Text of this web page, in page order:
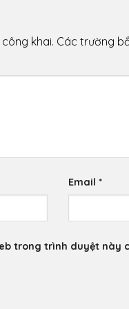
khai. Các trường
Email*
trong trình duyệt này